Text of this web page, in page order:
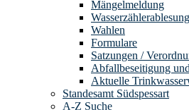
Mängelmeldung
Wasserzählerablesung
Wahlen
Formulare
Satzungen /
Abfallbeseitigung
Aktuelle
Standesamt Südspessart
A-Z Suche